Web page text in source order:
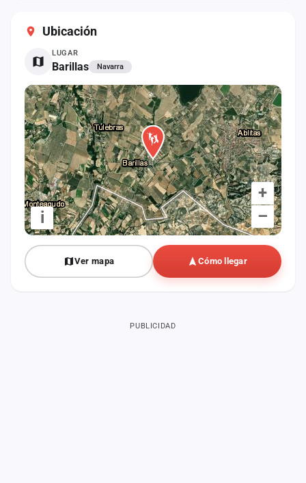
Ubicación
LUGAR
Barillas Navarra
+
–
i
Ver mapa Cómo llegar
PUBLICIDAD